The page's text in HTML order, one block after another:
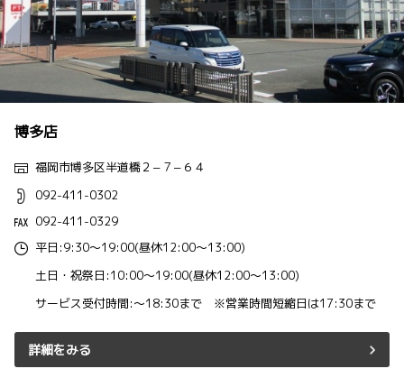
博多店
福岡市博多区半道橋２−７−６４
092-411-0302
092-411-0329
平日:9:30～19:00(昼休12:00～13:00)
土日・祝祭日:10:00～19:00(昼休12:00～13:00)
サービス受付時間:～18:30まで ※営業時間短縮日は17:30まで
詳細をみる